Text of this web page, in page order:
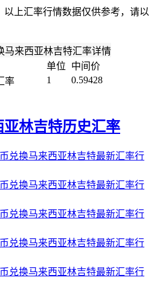
上汇率行情数据仅供参考，请以
马来西亚林吉特汇率详情
单位
中间价
率
1
0.59428
林吉特历史汇率
兑换马来西亚林吉特最新汇率行
兑换马来西亚林吉特最新汇率行
兑换马来西亚林吉特最新汇率行
兑换马来西亚林吉特最新汇率行
兑换马来西亚林吉特最新汇率行